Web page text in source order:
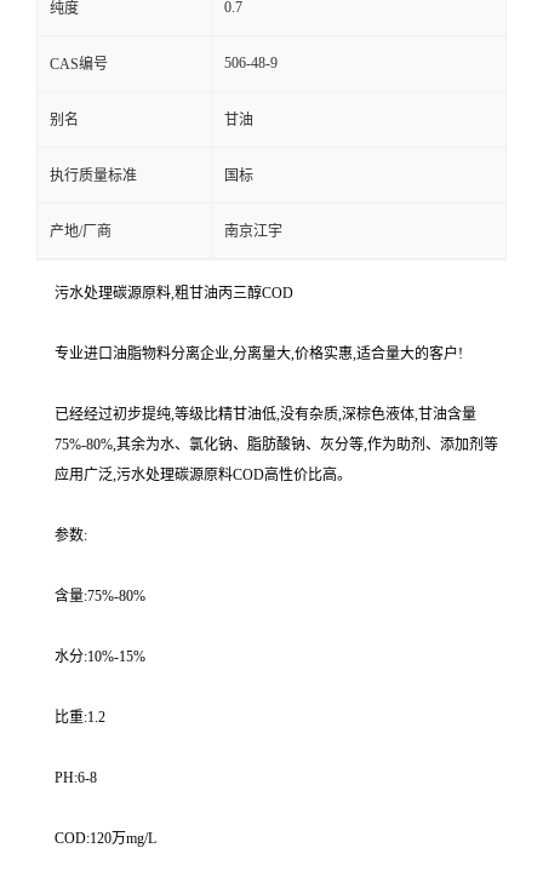
纯度 0.7
CAS编号 506-48-9
别名 甘油
执行质量标准 国标
产地/厂商 南京江宇
污水处理碳源原料,粗甘油丙三醇COD
专业进口油脂物料分离企业,分离量大,价格实惠,适合量大的客户!
已经经过初步提纯,等级比精甘油低,没有杂质,深棕色液体,甘油含量
75%-80%,其余为水、氯化钠、脂肪酸钠、灰分等,作为助剂、添加剂等
应用广泛,污水处理碳源原料COD高性价比高。
参数:
含量:75%-80%
水分:10%-15%
比重:1.2
PH:6-8
COD:120万mg/L